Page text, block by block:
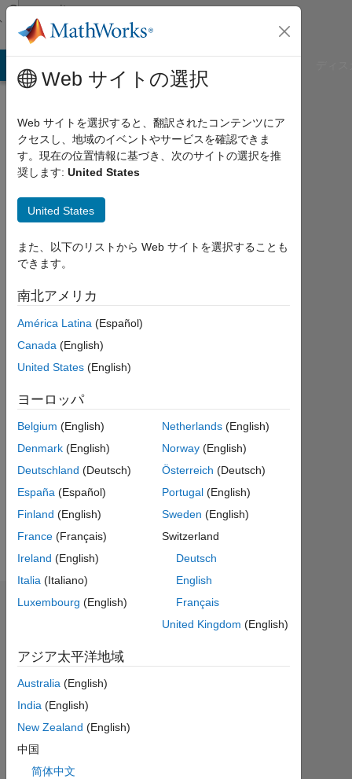
コンテンツへスキップ
Community
Profile
Ioannis
Last
seen:
2022
か
ア
ク
テ
Followers:
Following:
Follow
バッジ
バ
ッ
ジ
MATLAB
Answers
バッジ
べ
Web サイトの選択
Web サイトを選択すると、翻訳されたコンテンツにア
クセスし、地域のイベントやサービスを確認できま
す。現在の位置情報に基づき、次のサイトの選択を推
奨します: United States
United States
また、以下のリストから Web サイトを選択することも
できます。
南北アメリカ
América Latina (Español)
Canada (English)
United States (English)
ヨーロッパ
Belgium (English)
Denmark (English)
Deutschland (Deutsch)
España (Español)
Finland (English)
France (Français)
Ireland (English)
Italia (Italiano)
Luxembourg (English)
Netherlands (English)
Norway (English)
Österreich (Deutsch)
Portugal (English)
Sweden (English)
Switzerland
Deutsch
English
Français
United Kingdom (English)
アジア太平洋地域
Australia (English)
India (English)
New Zealand (English)
中国
简体中文